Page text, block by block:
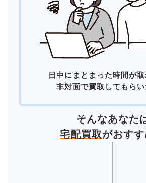
日中にまとまった時間が取
非対面で買取してもらい
そんなあなた
宅配買取がおすす